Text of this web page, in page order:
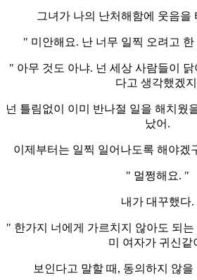
그녀가 나의 난처해함에 웃음을
" 미안해요. 난 너무 일찍 오려고
" 아무 것도 아냐. 넌 세상 사람들이
다고 생각했겠
넌 틀림없이 이미 반나절 일을 해치웠
났어.
이제부터는 일찍 일어나도록 해야겠
" 멀쩡해요. "
내가 대꾸했다.
" 한가지 너에게 가르치지 않아도 되는
미 여자가 귀신같
보인다고 말할 때, 동의하지 않